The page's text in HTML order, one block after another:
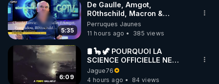
5:35
De Gaulle, Amgot,
R0thschild, Macron &
Pompidou… Macron Claude
Janvier, GPTV, 18 X 2024
Perruques Jaunes
11 hours ago
385 views
6:09
🛢 🦕 🦖 POURQUOI LA
SCIENCE OFFICIELLE NE
CONNAÎT-ELLE PAS LA VRAIE
ORIGINE DU PÉTROLE ?
Jague76
4 hours ago
84 views